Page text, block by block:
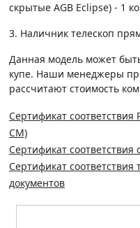
скрытые AGB Eclipse) - 1
3. Наличник телескоп
Данная модель может
купе. Наши менеджеры
рассчитают стоимость
Сертификат соответствия
СМ)
Сертификат соответствия
Сертификат
документов